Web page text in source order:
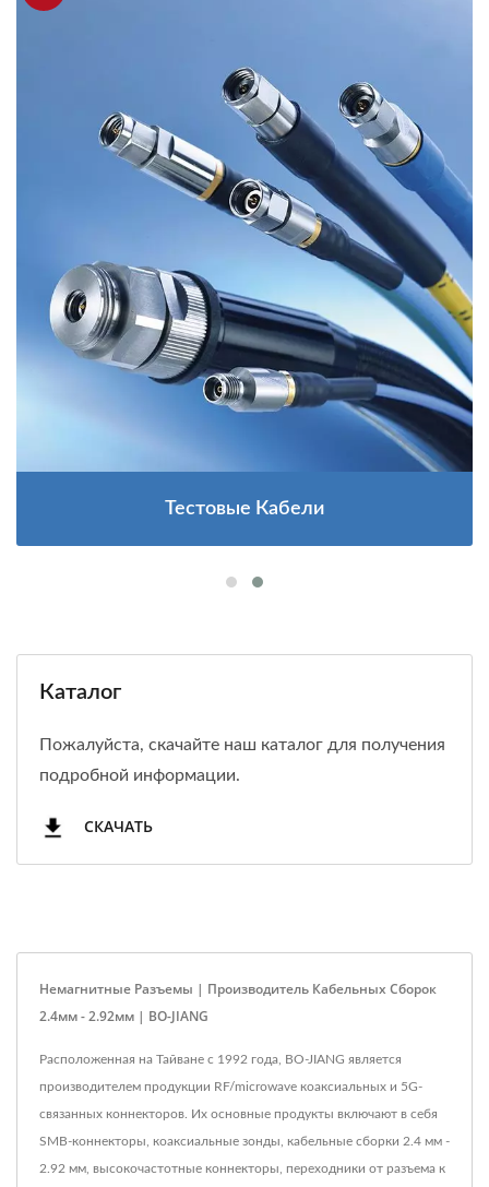
Тестовые Кабели
Каталог
Пожалуйста, скачайте наш каталог для получения
подробной информации.
СКАЧАТЬ
Немагнитные Разъемы | Производитель Кабельных Сборок
2.4мм - 2.92мм | BO-JIANG
Расположенная на Тайване с 1992 года, BO-JIANG является
производителем продукции RF/microwave коаксиальных и 5G-
связанных коннекторов. Их основные продукты включают в себя
SMB-коннекторы, коаксиальные зонды, кабельные сборки 2.4 мм -
2.92 мм, высокочастотные коннекторы, переходники от разъема к